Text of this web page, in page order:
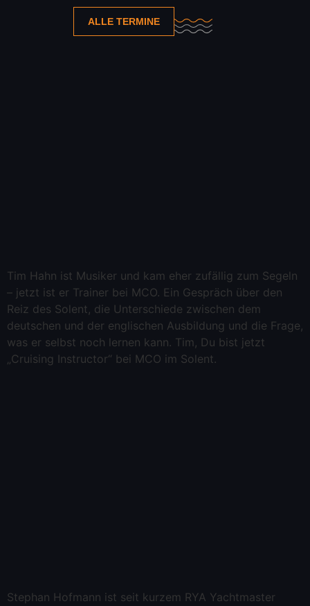
ALLE TERMINE
Tim Hahn ist Musiker und kam eher zufällig zum Segeln
– jetzt ist er Trainer bei MCO. Ein Gespräch über den
Reiz des Solent, die Unterschiede zwischen dem
deutschen und der englischen Ausbildung und die Frage,
was er selbst noch lernen kann. Tim, Du bist jetzt
„Cruising Instructor“ bei MCO im Solent.
Stephan Hofmann ist seit kurzem RYA Yachtmaster